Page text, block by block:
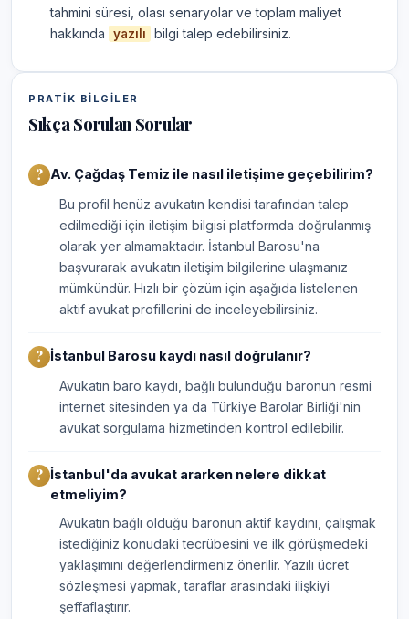
tahmini süresi, olası senaryolar ve toplam maliyet
hakkında
yazılı bilgi talep edebilirsiniz.
PRATIK BILGILER
Sıkça Sorulan Sorular
Av. Çağdaş Temiz ile nasıl iletişime geçebilirim?
Bu profil henüz avukatın kendisi tarafından talep
edilmediği için iletişim bilgisi platformda doğrulanmış
olarak yer almamaktadır. İstanbul Barosu'na
başvurarak avukatın iletişim bilgilerine ulaşmanız
mümkündür. Hızlı bir çözüm için aşağıda listelenen
aktif avukat profillerini de inceleyebilirsiniz.
İstanbul Barosu kaydı nasıl doğrulanır?
Avukatın baro kaydı, bağlı bulunduğu baronun resmi
internet sitesinden ya da Türkiye Barolar Birliği'nin
avukat sorgulama hizmetinden kontrol edilebilir.
İstanbul'da avukat ararken nelere dikkat
etmeliyim?
Avukatın bağlı olduğu baronun aktif kaydını, çalışmak
istediğiniz konudaki tecrübesini ve ilk görüşmedeki
yaklaşımını değerlendirmeniz önerilir. Yazılı ücret
sözleşmesi yapmak, taraflar arasındaki ilişkiyi
şeffaflaştırır.